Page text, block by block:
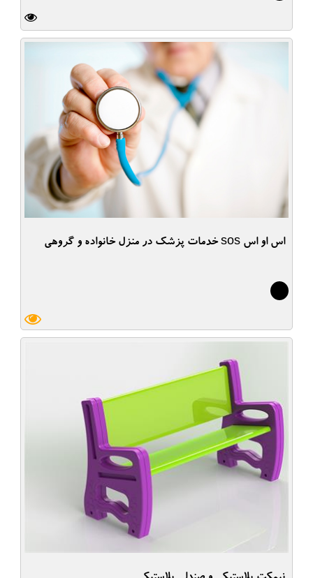
اس او اس sos خدمات پزشک در منزل خانواده و گروهی